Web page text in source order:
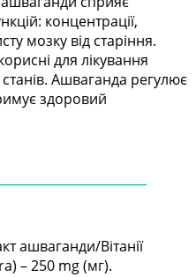
концентрації,
мозку від старіння.
для лікування
Ашваганда регулює
здоровий
—————————
ашваганди/Вітанії
– 250 mg (мг).